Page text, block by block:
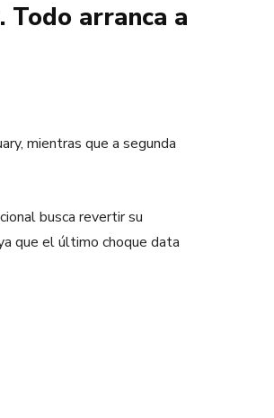
arranca a
mientras que a segunda
busca revertir su
que el último choque data